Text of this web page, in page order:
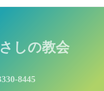
しの教会
8445